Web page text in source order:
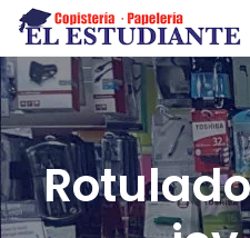
El Estudiante
Copistería